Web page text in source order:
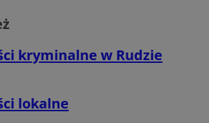
kryminalne w Rudzie
lokalne